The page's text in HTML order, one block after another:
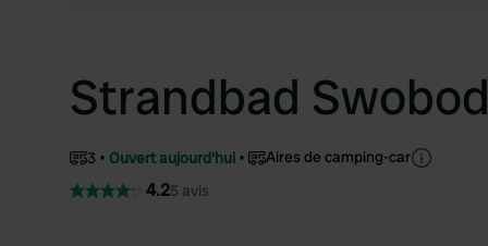
Strandbad
3 Ouvert aujourd'hui Aires de camping-car
4.25 avis